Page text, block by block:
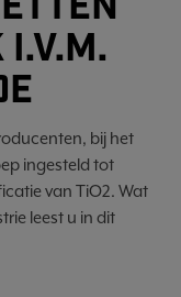
I.V.M.
bij het
ingesteld tot
van TiO2. Wat
leest u in dit